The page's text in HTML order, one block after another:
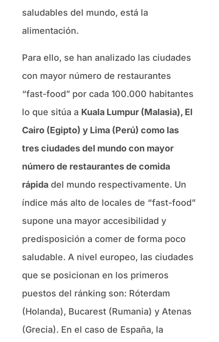
saludables del mundo, está la
alimentación.
Para ello, se han analizado las ciudades
con mayor número de restaurantes
“fast-food” por cada 100.000 habitantes
lo que sitúa a Kuala Lumpur (Malasia), El
Cairo (Egipto) y Lima (Perú) como las
tres ciudades del mundo con mayor
número de restaurantes de comida
rápidadel mundo respectivamente. Un
índice más alto de locales de “fast-food”
supone una mayor accesibilidad y
predisposición a comer de forma poco
saludable. A nivel europeo, las ciudades
que se posicionan en los primeros
puestos del ránking son: Róterdam
(Holanda), Bucarest (Rumania) y Atenas
(Grecia). En el caso de España, la